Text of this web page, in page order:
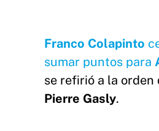
Franco Colapinto
sumar puntos para
se refirió a la
Pierre Gasly.